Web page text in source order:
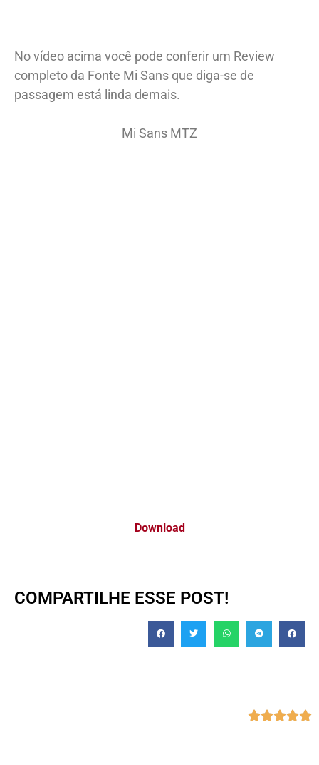
No vídeo acima você pode conferir um Review
completo da Fonte Mi Sans que diga-se de
passagem está linda demais.
Mi Sans MTZ
Download
COMPARTILHE ESSE POST!
